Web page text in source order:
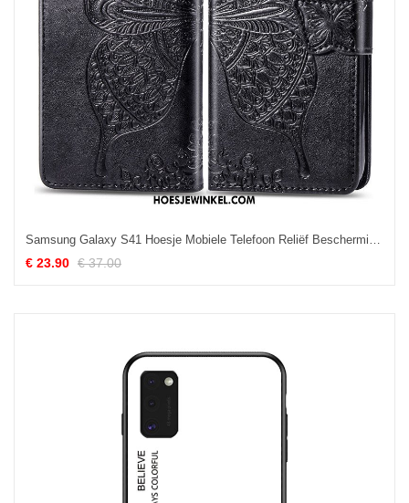
Samsung Galaxy S41 Hoesje Mobiele Telefoon Reliëf Bescherming, Samsung Galaxy S41 Hoesje Effen Kleur Bloemen
€ 23.90 € 37.00